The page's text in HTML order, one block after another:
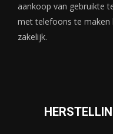
aankoop van gebruikte
met telefoons te
zakelijk.